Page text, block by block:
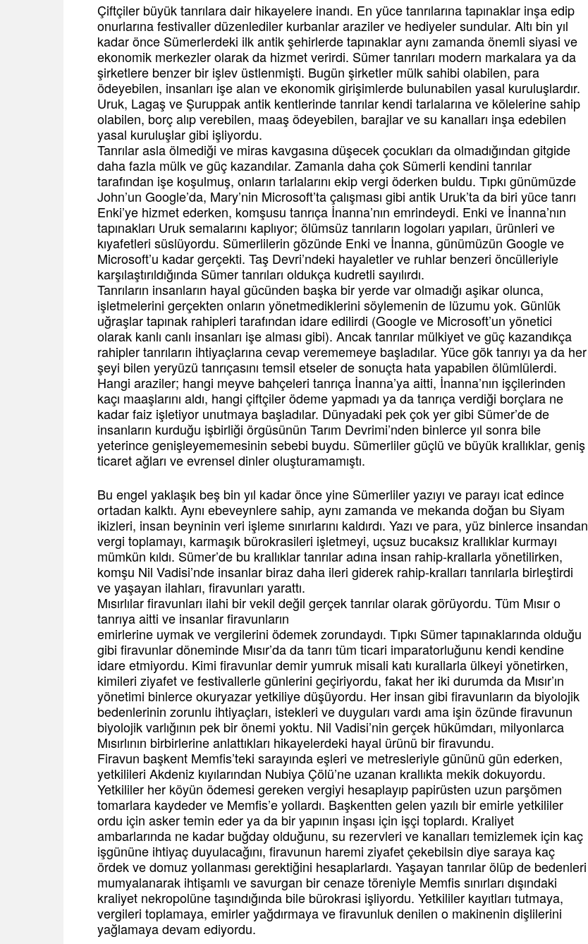
Çiftçiler büyük tanrılara dair hikayelere inandı. En yüce tanrılarına tapınaklar inşa edip
onurlarına festivaller düzenlediler kurbanlar araziler ve hediyeler sundular. Altı bin yıl
kadar önce Sümerlerdeki ilk antik şehirlerde tapınaklar aynı zamanda önemli siyasi ve
ekonomik merkezler olarak da hizmet verirdi. Sümer tanrıları modern markalara ya da
şirketlere benzer bir işlev üstlenmişti. Bugün şirketler mülk sahibi olabilen, para
ödeyebilen, insanları işe alan ve ekonomik girişimlerde bulunabilen yasal kuruluşlardır.
Uruk, Lagaş ve Şuruppak antik kentlerinde tanrılar kendi tarlalarına ve kölelerine sahip
olabilen, borç alıp verebilen, maaş ödeyebilen, barajlar ve su kanalları inşa edebilen
yasal kuruluşlar gibi işliyordu.
Tanrılar asla ölmediği ve miras kavgasına düşecek çocukları da olmadığından gitgide
daha fazla mülk ve güç kazandılar. Zamanla daha çok Sümerli kendini tanrılar
tarafından işe koşulmuş, onların tarlalarını ekip vergi öderken buldu. Tıpkı günümüzde
John’un Google’da, Mary’nin Microsoft’ta çalışması gibi antik Uruk’ta da biri yüce tanrı
Enki’ye hizmet ederken, komşusu tanrıça İnanna’nın emrindeydi. Enki ve İnanna’nın
tapınakları Uruk semalarını kaplıyor; ölümsüz tanrıların logoları yapıları, ürünleri ve
kıyafetleri süslüyordu. Sümerlilerin gözünde Enki ve İnanna, günümüzün Google ve
Microsoft’u kadar gerçekti. Taş Devri’ndeki hayaletler ve ruhlar benzeri öncülleriyle
karşılaştırıldığında Sümer tanrıları oldukça kudretli sayılırdı.
Tanrıların insanların hayal gücünden başka bir yerde var olmadığı aşikar olunca,
işletmelerini gerçekten onların yönetmediklerini söylemenin de lüzumu yok. Günlük
uğraşlar tapınak rahipleri tarafından idare edilirdi (Google ve Microsoft’un yönetici
olarak kanlı canlı insanları işe alması gibi). Ancak tanrılar mülkiyet ve güç kazandıkça
rahipler tanrıların ihtiyaçlarına cevap verememeye başladılar. Yüce gök tanrıyı ya da her
şeyi bilen yeryüzü tanrıçasını temsil etseler de sonuçta hata yapabilen ölümlülerdi.
Hangi araziler; hangi meyve bahçeleri tanrıça İnanna’ya aitti, İnanna’nın işçilerinden
kaçı maaşlarını aldı, hangi çiftçiler ödeme yapmadı ya da tanrıça verdiği borçlara ne
kadar faiz işletiyor unutmaya başladılar. Dünyadaki pek çok yer gibi Sümer’de de
insanların kurduğu işbirliği örgüsünün Tarım Devrimi’nden binlerce yıl sonra bile
yeterince genişleyememesinin sebebi buydu. Sümerliler güçlü ve büyük krallıklar, geniş
ticaret ağları ve evrensel dinler oluşturamamıştı.
Bu engel yaklaşık beş bin yıl kadar önce yine Sümerliler yazıyı ve parayı icat edince
ortadan kalktı. Aynı ebeveynlere sahip, aynı zamanda ve mekanda doğan bu Siyam
ikizleri, insan beyninin veri işleme sınırlarını kaldırdı. Yazı ve para, yüz binlerce insandan
vergi toplamayı, karmaşık bürokrasileri işletmeyi, uçsuz bucaksız krallıklar kurmayı
mümkün kıldı. Sümer’de bu krallıklar tanrılar adına insan rahip-krallarla yönetilirken,
komşu Nil Vadisi’nde insanlar biraz daha ileri giderek rahip-kralları tanrılarla birleştirdi
ve yaşayan ilahları, firavunları yarattı.
Mısırlılar firavunları ilahi bir vekil değil gerçek tanrılar olarak görüyordu. Tüm Mısır o
tanrıya aitti ve insanlar firavunların
emirlerine uymak ve vergilerini ödemek zorundaydı. Tıpkı Sümer tapınaklarında olduğu
gibi firavunlar döneminde Mısır’da da tanrı tüm ticari imparatorluğunu kendi kendine
idare etmiyordu. Kimi firavunlar demir yumruk misali katı kurallarla ülkeyi yönetirken,
kimileri ziyafet ve festivallerle günlerini geçiriyordu, fakat her iki durumda da Mısır’ın
yönetimi binlerce okuryazar yetkiliye düşüyordu. Her insan gibi firavunların da biyolojik
bedenlerinin zorunlu ihtiyaçları, istekleri ve duyguları vardı ama işin özünde firavunun
biyolojik varlığının pek bir önemi yoktu. Nil Vadisi’nin gerçek hükümdarı, milyonlarca
Mısırlının birbirlerine anlattıkları hikayelerdeki hayal ürünü bir firavundu.
Firavun başkent Memfis’teki sarayında eşleri ve metresleriyle gününü gün ederken,
yetkilileri Akdeniz kıyılarından Nubiya Çölü’ne uzanan krallıkta mekik dokuyordu.
Yetkililer her köyün ödemesi gereken vergiyi hesaplayıp papirüsten uzun parşömen
tomarlara kaydeder ve Memfis’e yollardı. Başkentten gelen yazılı bir emirle yetkililer
ordu için asker temin eder ya da bir yapının inşası için işçi toplardı. Kraliyet
ambarlarında ne kadar buğday olduğunu, su rezervleri ve kanalları temizlemek için kaç
işgününe ihtiyaç duyulacağını, firavunun haremi ziyafet çekebilsin diye saraya kaç
ördek ve domuz yollanması gerektiğini hesaplarlardı. Yaşayan tanrılar ölüp de bedenleri
mumyalanarak ihtişamlı ve savurgan bir cenaze töreniyle Memfis sınırları dışındaki
kraliyet nekropolüne taşındığında bile bürokrasi işliyordu. Yetkililer kayıtları tutmaya,
vergileri toplamaya, emirler yağdırmaya ve firavunluk denilen o makinenin dişlilerini
yağlamaya devam ediyordu.